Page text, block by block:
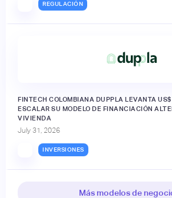
REGULACIÓN
FINTECH COLOMBIANA DUPPLA LEVANTA
ESCALAR SU MODELO DE FINANCIACIÓN
VIVIENDA
July 31, 2026
INVERSIONES
Más modelos de